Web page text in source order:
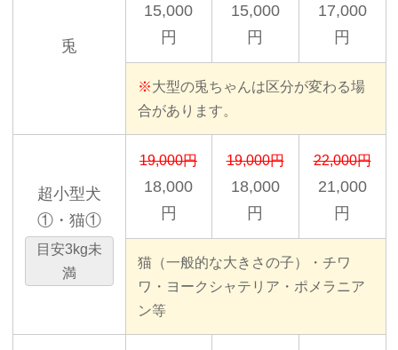
兎
15,000
円
15,000
円
17,000
円
※大型の兎ちゃんは区分が変わる場
合があります。
超小型犬
①・猫①
目安3kg未
満
19,000円
18,000
円
19,000円
18,000
円
22,000円
21,000
円
猫（一般的な大きさの子）・チワ
ワ・ヨークシャテリア・ポメラニア
ン等